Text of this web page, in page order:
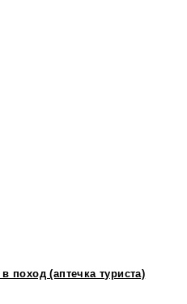
поход (аптечка туриста)